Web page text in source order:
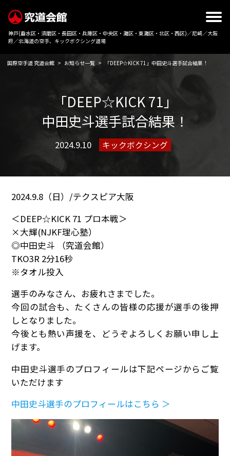
神戸(垂水区・須磨区・長田区・兵庫区・中央区・灘区・東灘区・北区・西区)／尼崎／大阪
府／北海道の空手、キックボクシング道場
国際空手道 究道会館 > お知らせ一覧 > 「DEEP☆KICK 71」中田史斗選手試合結果！
「DEEP☆KICK 71」
中田史斗選手試合結果！
2024.9.10 キックボクシング
2024.9.8（日）/テクスピア大阪
＜DEEP☆KICK 71 プロ本戦＞
×大輝(NJKF理心塾）
◎中田史斗 （究道会館）
TKO3R 2分16秒
※タオル投入
選手のみなさん、お疲れさまでした。
今回の試合も、たくさんの皆様の応援が選手の後押
しとなりました。
今後とも熱い声援を、どうぞよろしくお願い申し上
げます。
中田史斗選手のプロフィールは下記ページからご覧
いただけます
中田史斗選手のプロフィールはこちら ＞